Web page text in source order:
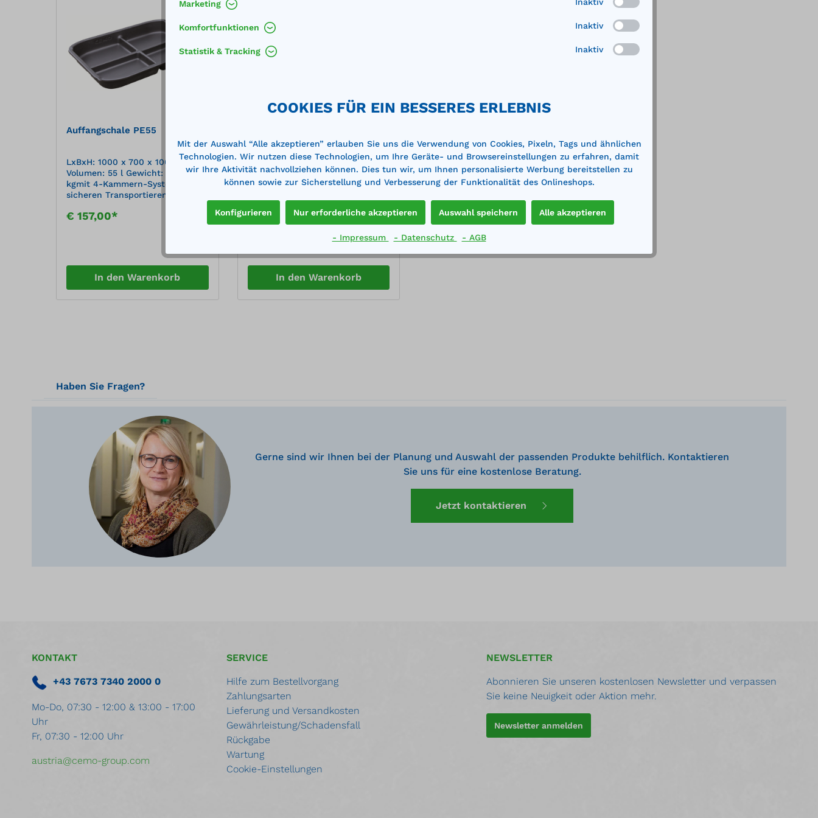
Auffangschale PE55
LxBxH: 1000 x 700 x 100 mm
Volumen: 55 l Gewicht: ca. 2,8
kgmit 4-Kammern-System zum
sicheren Transportieren und
Ausgusskanten Werkstoff: PE
€ 157,00*
In den Warenkorb
LxBxH: 650 x 400 x 100 mm
Volumen: 20 l mit 4-Kammern-
System zum sicheren
Werkstoff: PE
€ 103,00*
Merken
In den Warenkorb
Haben Sie Fragen?
Gerne sind wir Ihnen bei der Planung und Auswahl der passenden Produkte behilflich. Kontaktieren
Sie uns für eine kostenlose Beratung.
Jetzt kontaktieren
KONTAKT
+43 7673 7340 2000 0
Mo-Do, 07:30 - 12:00 & 13:00 - 17:00
Uhr
Fr, 07:30 - 12:00 Uhr
austria@cemo-group.com
SERVICE
Hilfe zum Bestellvorgang
Zahlungsarten
Lieferung und Versandkosten
Gewährleistung/Schadensfall
Rückgabe
Wartung
Cookie-Einstellungen
NEWSLETTER
Abonnieren Sie unseren kostenlosen Newsletter und verpassen
Sie keine Neuigkeit oder Aktion mehr.
Newsletter anmelden
Marketing
Komfortfunktionen Inaktiv
Statistik & Tracking Inaktiv
COOKIES FÜR EIN BESSERES ERLEBNIS
Mit der Auswahl “Alle akzeptieren” erlauben Sie uns die Verwendung von Cookies, Pixeln, Tags und ähnlichen
Technologien. Wir nutzen diese Technologien, um Ihre Geräte- und Browsereinstellungen zu erfahren, damit
wir Ihre Aktivität nachvollziehen können. Dies tun wir, um Ihnen personalisierte Werbung bereitstellen zu
können sowie zur Sicherstellung und Verbesserung der Funktionalität des Onlineshops.
Konfigurieren Nur erforderliche akzeptieren Auswahl speichern Alle akzeptieren
- Impressum - Datenschutz - AGB